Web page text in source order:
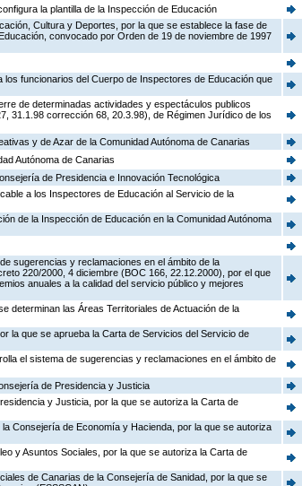
la plantilla de la Inspección de Educación
Cultura y Deportes, por la que se establece la fase de
convocado por Orden de 19 de noviembre de 1997
funcionarios del Cuerpo de Inspectores de Educación que
de determinadas actividades y espectáculos publicos
31.1.98 corrección 68, 20.3.98), de Régimen Jurídico de los
y de Azar de la Comunidad Autónoma de Canarias
Autónoma de Canarias
de Presidencia e Innovación Tecnológica
a los Inspectores de Educación al Servicio de la
de la Inspección de Educación en la Comunidad Autónoma
sugerencias y reclamaciones en el ámbito de la
220/2000, 4 diciembre (BOC 166, 22.12.2000), por el que
anuales a la calidad del servicio público y mejores
determinan las Áreas Territoriales de Actuación de la
la que se aprueba la Carta de Servicios del Servicio de
el sistema de sugerencias y reclamaciones en el ámbito de
de Presidencia y Justicia
y Justicia, por la que se autoriza la Carta de
Consejería de Economía y Hacienda, por la que se autoriza
y Asuntos Sociales, por la que se autoriza la Carta de
de Canarias de la Consejería de Sanidad, por la que se